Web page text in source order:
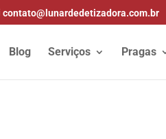
contato@lunardedetizadora.com.br
Blog Serviços Pragas